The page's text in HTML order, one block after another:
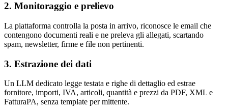
2. Monitoraggio e prelievo
La piattaforma controlla la posta in arrivo, riconosce le email che
contengono documenti reali e ne preleva gli allegati, scartando
spam, newsletter, firme e file non pertinenti.
3. Estrazione dei dati
Un LLM dedicato legge testata e righe di dettaglio ed estrae
fornitore, importi, IVA, articoli, quantità e prezzi da PDF, XML e
FatturaPA, senza template per mittente.